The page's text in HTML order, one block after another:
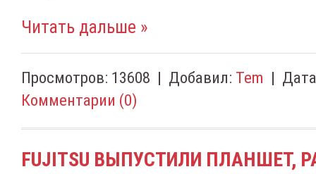
Читать дальше »
Просмотров: 13608 | Добавил: Tem |
Комментарии (0)
FUJITSU ВЫПУСТИЛИ ПЛАНШЕТ,